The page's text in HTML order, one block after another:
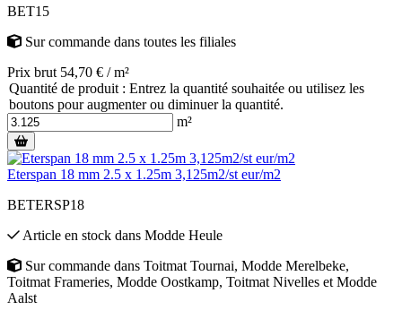
BET15
Sur commande dans toutes les filiales
Prix brut 54,70 € / m²
Quantité de produit : Entrez la quantité souhaitée ou utilisez les
boutons pour augmenter ou diminuer la quantité.
m²
Eterspan 18 mm 2.5 x 1.25m 3,125m2/st eur/m2
BETERSP18
Article en stock dans Modde Heule
Sur commande dans Toitmat Tournai, Modde Merelbeke,
Toitmat Frameries, Modde Oostkamp, Toitmat Nivelles et Modde
Aalst